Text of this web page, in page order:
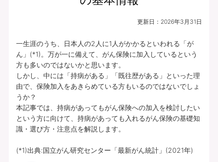
更新日： 2026年3月31日
一生涯のうち、日本人の2人に1人がかかるといわれる「が
ん」(*1)。万が一に備えて、がん保険に加入しているという
方も多いのではないかと思います。
しかし、中には「持病がある」「既往歴がある」といった理
由で、保険加入をあきらめている方もいるのではないでしょ
うか？
本記事では、持病があってもがん保険への加入を検討したい
という方に向けて、持病があっても入れるがん保険の基礎知
識・選び方・注意点を解説します。
(*1)出典:国立がん研究センター「最新がん統計」(2021年)